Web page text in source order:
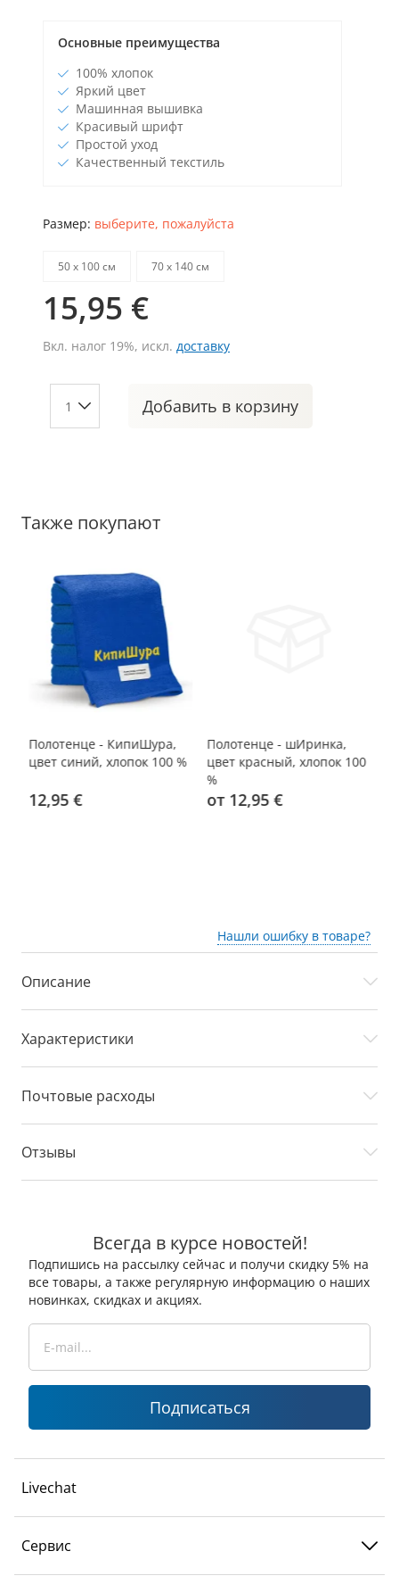
Основные преимущества
100% хлопок
Яркий цвет
Машинная вышивка
Красивый шрифт
Простой уход
Качественный текстиль
Размер: выберите, пожалуйста
50 х 100 см 70 х 140 см
15,95 €
Вкл. налог 19%, искл. доставку
Добавить в корзину
Также покупают
Полотенце - КипиШура,
цвет синий, хлопок 100 %
12,95 €
Полотенце - шИринка,
цвет красный, хлопок 100
%
от 12,95 €
Нашли ошибку в товаре?
Описание
Характеристики
Почтовые расходы
Отзывы
Всегда в курсе новостей!
Подпишись на рассылку сейчас и получи скидку 5% на
все товары, а также регулярную информацию о наших
новинках, скидках и акциях.
Подписаться
Livechat
Сервис